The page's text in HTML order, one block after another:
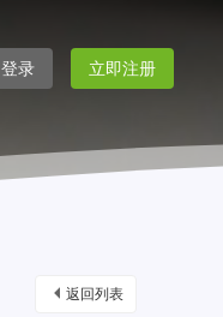
登录 立即注册
返回列表